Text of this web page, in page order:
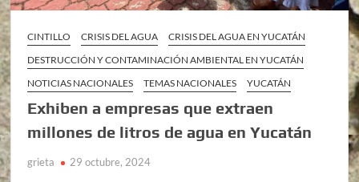
CINTILLO CRISIS DEL AGUA
CRISIS DEL AGUA EN YUCATÁN
DESTRUCCIÓN Y CONTAMINACIÓN AMBIENTAL EN YUCATÁN
NOTICIAS NACIONALES
TEMAS NACIONALES YUCATÁN
Exhiben a empresas que extraen
millones de litros de agua en Yucatán
grieta 29 octubre, 2024